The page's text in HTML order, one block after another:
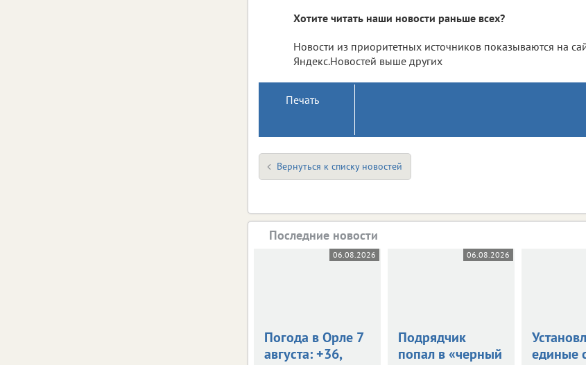
Хотите читать наши новости раньше всех?
Новости из приоритетных источников показываются на
Яндекс.Новостей выше других
Печать
Вернуться к списку новостей
Последние новости
06.08.2026
Погода в Орле 7
августа: +36,
06.08.2026
Подрядчик
попал в «черный
единые